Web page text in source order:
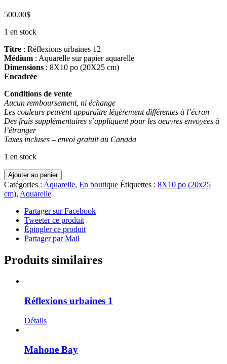
500.00$
1 en stock
Titre : Réflexions urbaines 12
Médium : Aquarelle sur papier aquarelle
Dimensions : 8X10 po (20X25 cm)
Encadrée
Conditions de vente
Aucun remboursement, ni échange
Les couleurs peuvent apparaître légèrement différentes à l’écran
Des frais supplémentaires s’appliquent pour les oeuvres envoyées à
l’étranger
Taxes incluses – envoi gratuit au Canada
1 en stock
quantité
de
Réflexions
urbaines
Ajouter au panier
Catégories : Aquarelle, En boutique Étiquettes : 8X10 po (20x25
cm), Aquarelle
Partager sur Facebook
Tweeter ce produit
Épingler ce produit
Partager par Mail
Produits similaires
Réflexions urbaines 1
Détails
Mahone Bay